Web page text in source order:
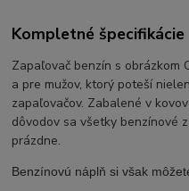
Kompletné špecifikácie
Zapaľovač benzín s obrázkom
a pre mužov, ktorý poteší
zapaľovačov. Zabalené v
dôvodov sa všetky benzínové
prázdne.
Benzínovú náplň si však